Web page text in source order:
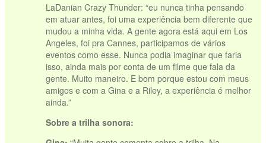
LaDanian Crazy Thunder: “eu nunca tinha pensando
em atuar antes, foi uma experiência bem diferente que
mudou a minha vida. A gente agora está aqui em Los
Angeles, foi pra Cannes, participamos de vários
eventos como esse. Nunca podia imaginar que faria
isso, ainda mais por conta de um filme que fala da
gente. Muito maneiro. E bom porque estou com meus
amigos e com a Gina e a Riley, a experiência é melhor
ainda.”
Sobre a trilha sonora: